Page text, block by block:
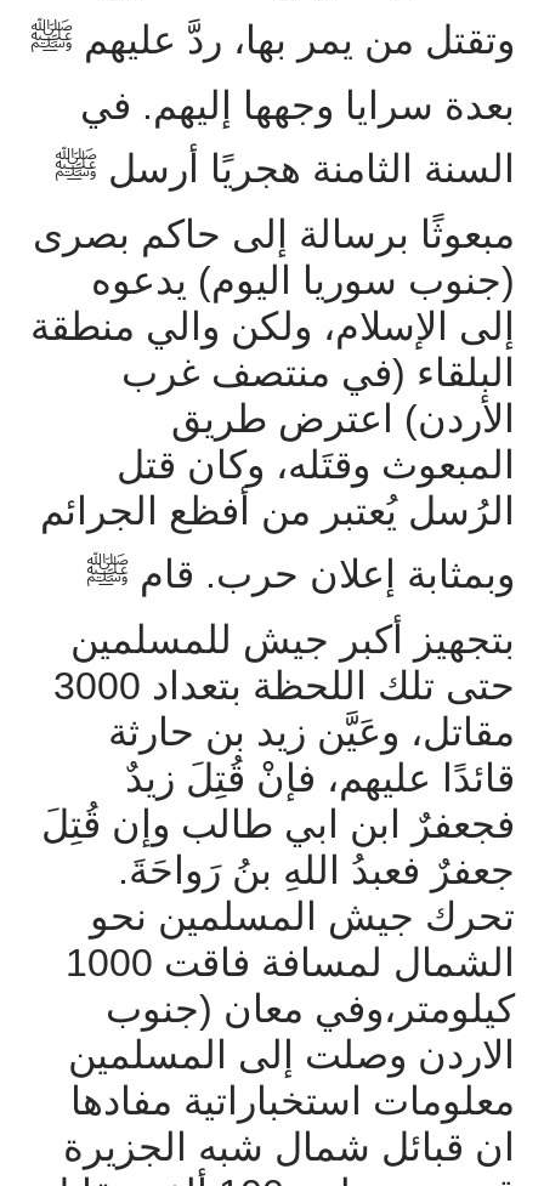
وتقتل من يمر بها، ردَّ عليهم ﷺ
بعدة سرايا وجهها إليهم. في
السنة الثامنة هجريًا أرسل ﷺ
مبعوثًا برسالة إلى حاكم بصرى
(جنوب سوريا اليوم) يدعوه
إلى الإسلام، ولكن والي منطقة
البلقاء (في منتصف غرب
الأردن) اعترض طريق
المبعوث وقتَله، وكان قتل
الرُسل يُعتبر من أفظع الجرائم
وبمثابة إعلان حرب. قام ﷺ
بتجهيز أكبر جيش للمسلمين
حتى تلك اللحظة بتعداد
مقاتل، وعَيَّن زيد بن حارثة
قائدًا عليهم، فإنْ قُتِلَ زيدٌ
فجعفرٌ ابن ابي طالب وإن قُتِلَ
جعفرٌ فعبدُ اللهِ بنُ رَواحَةَ.
تحرك جيش المسلمين نحو
الشمال لمسافة فاقت
كيلومتر،وفي معان (جنوب
الاردن وصلت إلى المسلمين
معلومات استخباراتية مفادها
ان قبائل شمال شبه الجزيرة